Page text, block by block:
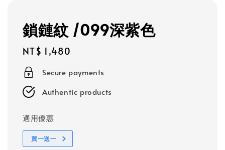
鎖鏈紋 /099深紫色
Regular
price
NT$ 1,480
Secure payments
Authentic products
適用優惠
買一送一